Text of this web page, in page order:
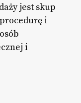
jest skup
i
i